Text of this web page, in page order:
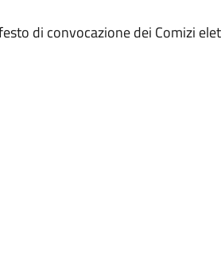
di convocazione dei Comizi